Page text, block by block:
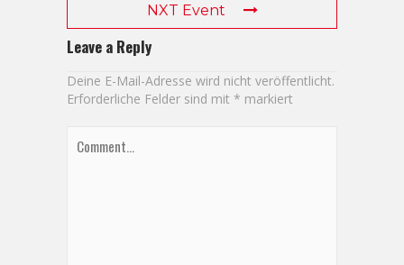
NXT Event
Leave a Reply
Deine E-Mail-Adresse wird nicht veröffentlicht.
Erforderliche Felder sind mit * markiert